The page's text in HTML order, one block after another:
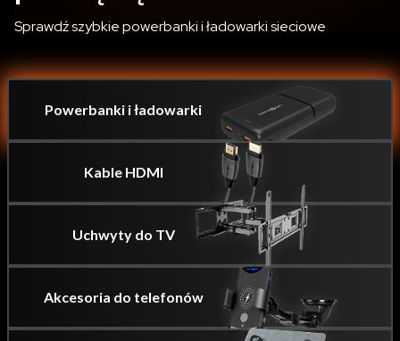
Sprawdź szybkie powerbanki i ładowarki sieciowe
Powerbanki i ładowarki
Kable HDMI
Uchwyty do TV
Akcesoria do telefonów